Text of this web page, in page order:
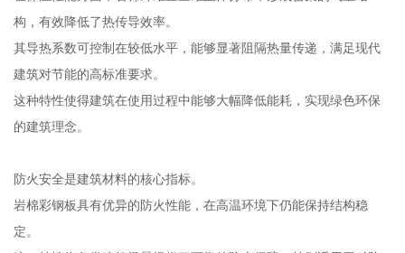
构，有效降低了热传导效率。
其导热系数可控制在较低水平，能够显著阻隔热量传递，满足现代
建筑对节能的高标准要求。
这种特性使得建筑在使用过程中能够大幅降低能耗，实现绿色环保
的建筑理念。
防火安全是建筑材料的核心指标。
岩棉彩钢板具有优异的防火性能，在高温环境下仍能保持结构稳
定。